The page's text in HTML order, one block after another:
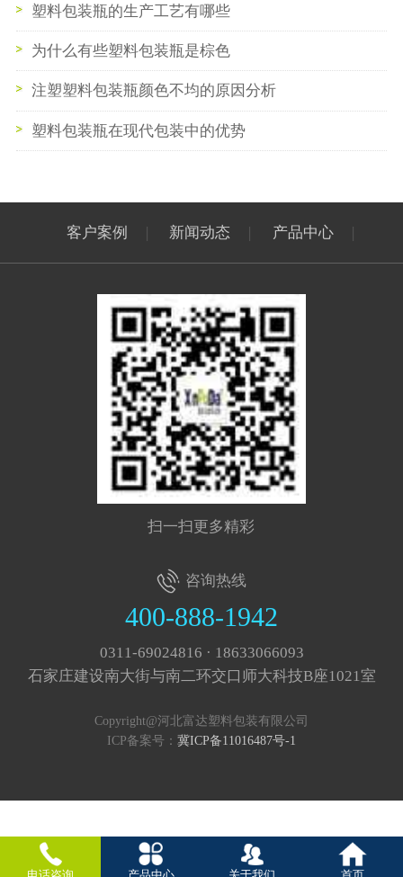
塑料包装瓶的生产工艺有哪些
为什么有些塑料包装瓶是棕色
注塑塑料包装瓶颜色不均的原因分析
塑料包装瓶在现代包装中的优势
客户案例 新闻动态 产品中心
扫一扫更多精彩
咨询热线
400-888-1942
0311-69024816 · 18633066093
石家庄建设南大街与南二环交口师大科技B座1021室
Copyright@河北富达塑料包装有限公司
ICP备案号： 冀ICP备11016487号-1